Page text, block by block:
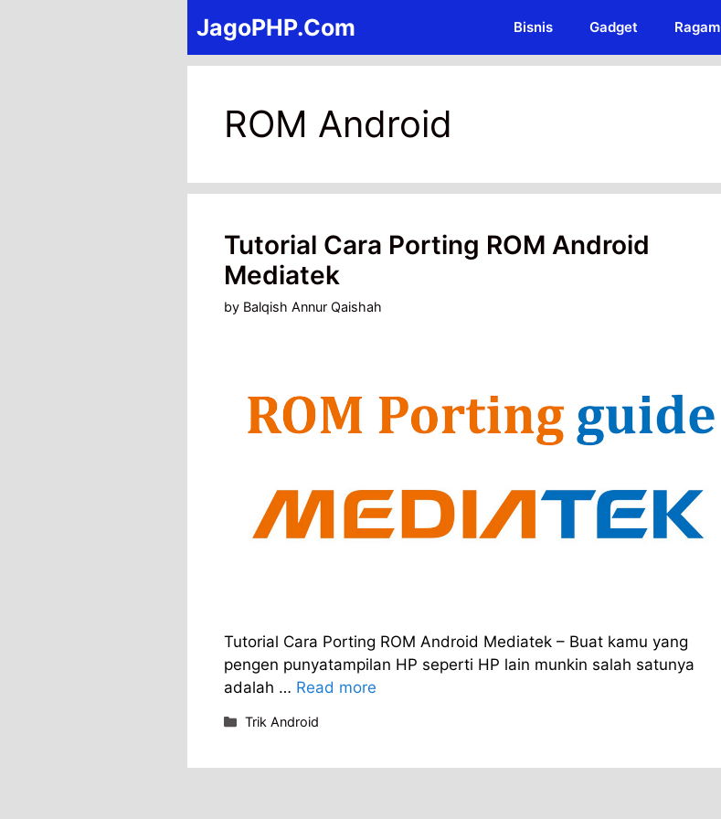
JagoPHP.Com Bisnis Gadget Ragam
ROM Android
Tutorial Cara Porting ROM Android
Mediatek
by Balqish Annur Qaishah
Tutorial Cara Porting ROM Android Mediatek – Buat kamu yang
pengen punyatampilan HP seperti HP lain munkin salah satunya
adalah … Read more
Categories
Trik Android